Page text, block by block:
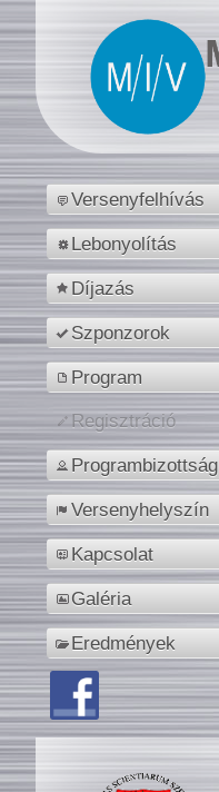
Versenyfelhívás
Lebonyolítás
Díjazás
Szponzorok
Program
Regisztráció
Programbizottság
Versenyhelyszín
Kapcsolat
Galéria
Eredmények